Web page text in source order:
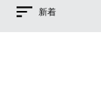
新着